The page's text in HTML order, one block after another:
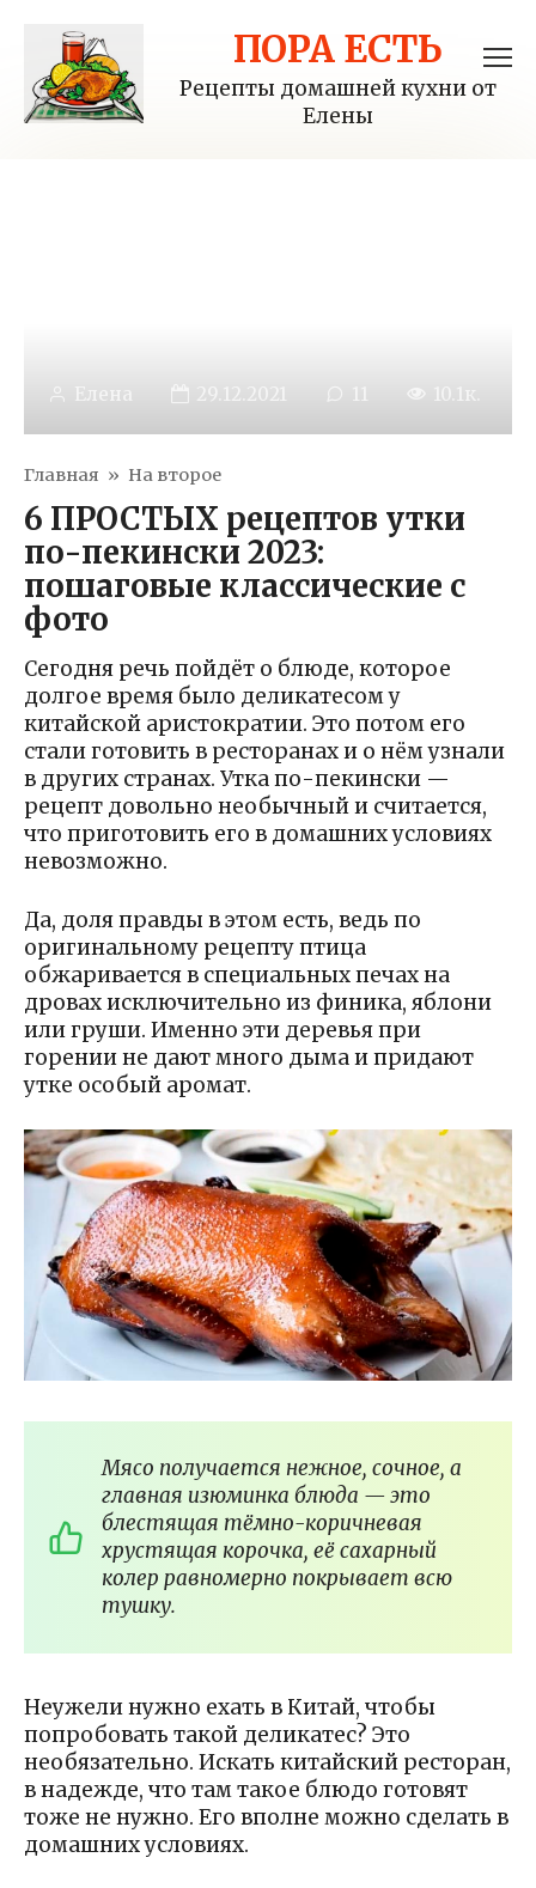
контенту
ПОРА ЕСТЬ
Рецепты домашней кухни от
Елены
Елена 29.12.2021 11 10.1к.
Главная » На второе
6 ПРОСТЫХ рецептов утки
по-пекински 2023:
пошаговые классические с
фото
Сегодня речь пойдёт о блюде, которое
долгое время было деликатесом у
китайской аристократии. Это потом его
стали готовить в ресторанах и о нём узнали
в других странах. Утка по-пекински —
рецепт довольно необычный и считается,
что приготовить его в домашних условиях
невозможно.
Да, доля правды в этом есть, ведь по
оригинальному рецепту птица
обжаривается в специальных печах на
дровах исключительно из финика, яблони
или груши. Именно эти деревья при
горении не дают много дыма и придают
утке особый аромат.
Мясо получается нежное, сочное, а
главная изюминка блюда — это
блестящая тёмно-коричневая
хрустящая корочка, её сахарный
колер равномерно покрывает всю
тушку.
Неужели нужно ехать в Китай, чтобы
попробовать такой деликатес? Это
необязательно. Искать китайский ресторан,
в надежде, что там такое блюдо готовят
тоже не нужно. Его вполне можно сделать в
домашних условиях.